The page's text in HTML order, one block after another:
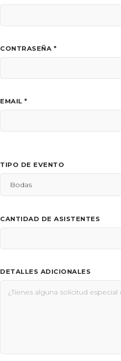
CONTRASEÑA *
EMAIL *
TIPO DE EVENTO
CANTIDAD DE ASISTENTES
DETALLES ADICIONALES